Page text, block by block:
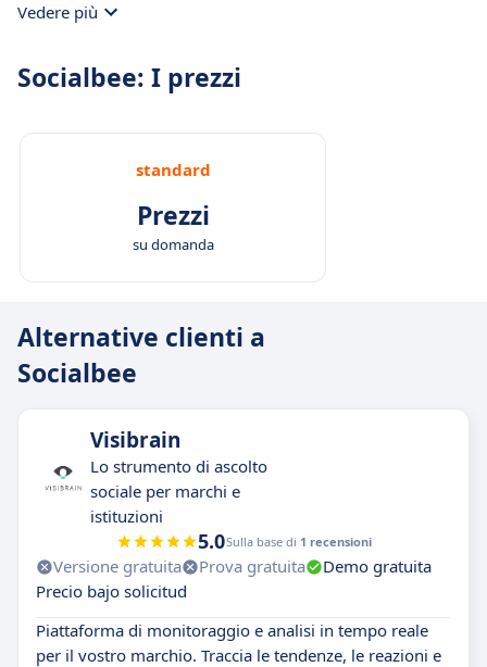
contenuti in base all'analisi dei dati.
Vedere più
Socialbee: I prezzi
standard
Prezzi
su domanda
Alternative clienti a
Socialbee
Visibrain
Lo strumento di ascolto
sociale per marchi e
istituzioni
5.0Sulla base di 1 recensioni
Versione gratuita Prova gratuita
Demo gratuita
Precio bajo solicitud
Piattaforma di monitoraggio e analisi in tempo reale
per il vostro marchio. Traccia le tendenze, le reazioni e